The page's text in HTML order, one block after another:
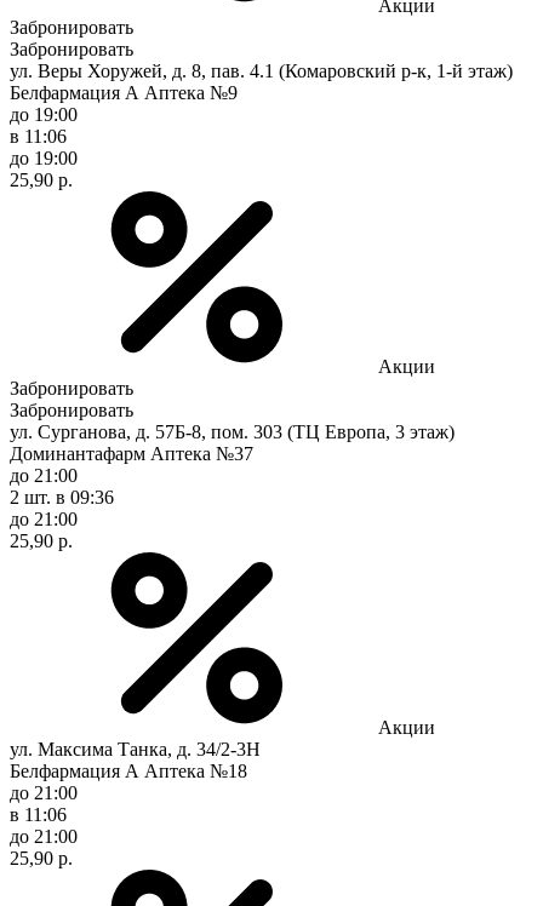
Акции
Забронировать
Забронировать
ул. Веры Хоружей, д. 8, пав. 4.1 (Комаровский р-к, 1-й этаж)
Белфармация А Аптека №9
до 19:00
в 11:06
до 19:00
25,90 р.
Акции
Забронировать
Забронировать
ул. Сурганова, д. 57Б-8, пом. 303 (ТЦ Европа, 3 этаж)
Доминантафарм Аптека №37
до 21:00
2 шт. в 09:36
до 21:00
25,90 р.
Акции
ул. Максима Танка, д. 34/2-3Н
Белфармация А Аптека №18
до 21:00
в 11:06
до 21:00
25,90 р.